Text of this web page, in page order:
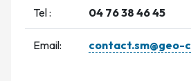
Tel : 04 76 38 46 45
Email: contact.sm@geo-